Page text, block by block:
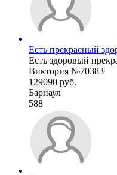
Есть прекрасный
Есть здоровый
Виктория №70383
129090 руб.
Барнаул
588